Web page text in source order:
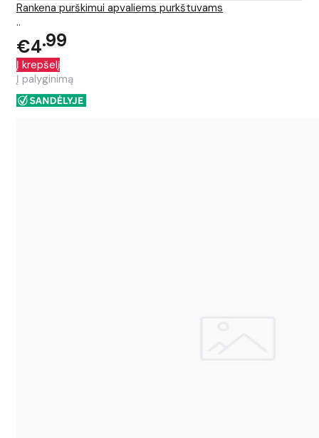
Rankena purškimui apvaliems purkštuvams
..
€4 99
Į krepšelį
Į palyginimą